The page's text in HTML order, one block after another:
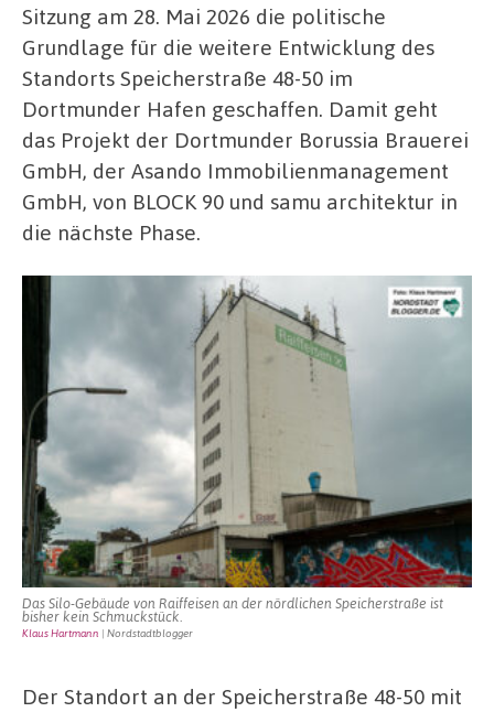
Sitzung am 28. Mai 2026 die politische
Grundlage für die weitere Entwicklung des
Standorts Speicherstraße 48-50 im
Dortmunder Hafen geschaffen. Damit geht
das Projekt der Dortmunder Borussia Brauerei
GmbH, der Asando Immobilienmanagement
GmbH, von BLOCK 90 und samu architektur in
die nächste Phase.
Das Silo-Gebäude von Raiffeisen an der nördlichen Speicherstraße ist
bisher kein Schmuckstück.
Klaus Hartmann | Nordstadtblogger
Der Standort an der Speicherstraße 48-50 mit